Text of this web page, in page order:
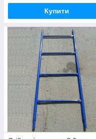
Купити